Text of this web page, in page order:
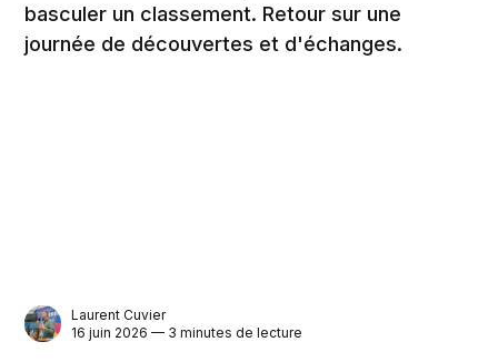
basculer un classement. Retour sur une
journée de découvertes et d'échanges.
Laurent Cuvier
16 juin 2026 — 3 minutes de lecture